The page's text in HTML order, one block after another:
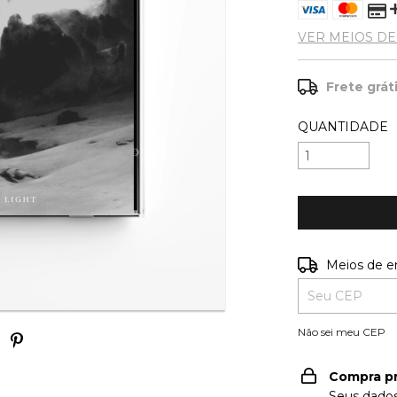
VER MEIOS
Frete
QUANTIDADE
Entregas para o
Meios de
Não sei meu CEP
Compra